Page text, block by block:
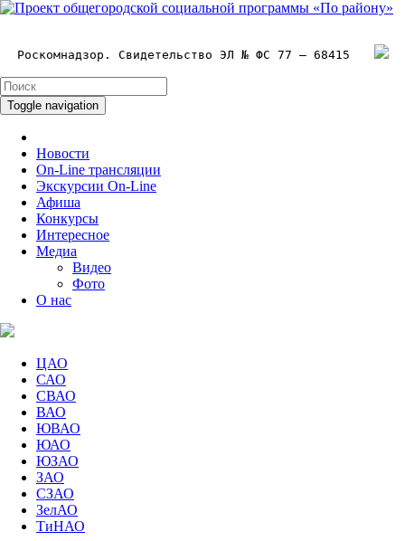
Роскомнадзор. Свидетельство ЭЛ № ФС 77 – 68415
Toggle navigation
Новости
On-Line трансляции
Экскурсии On-Line
Афиша
Конкурсы
Интересное
Медиа
Видео
Фото
О нас
ЦАО
САО
СВАО
ВАО
ЮВАО
ЮАО
ЮЗАО
ЗАО
СЗАО
ЗелАО
ТиНАО